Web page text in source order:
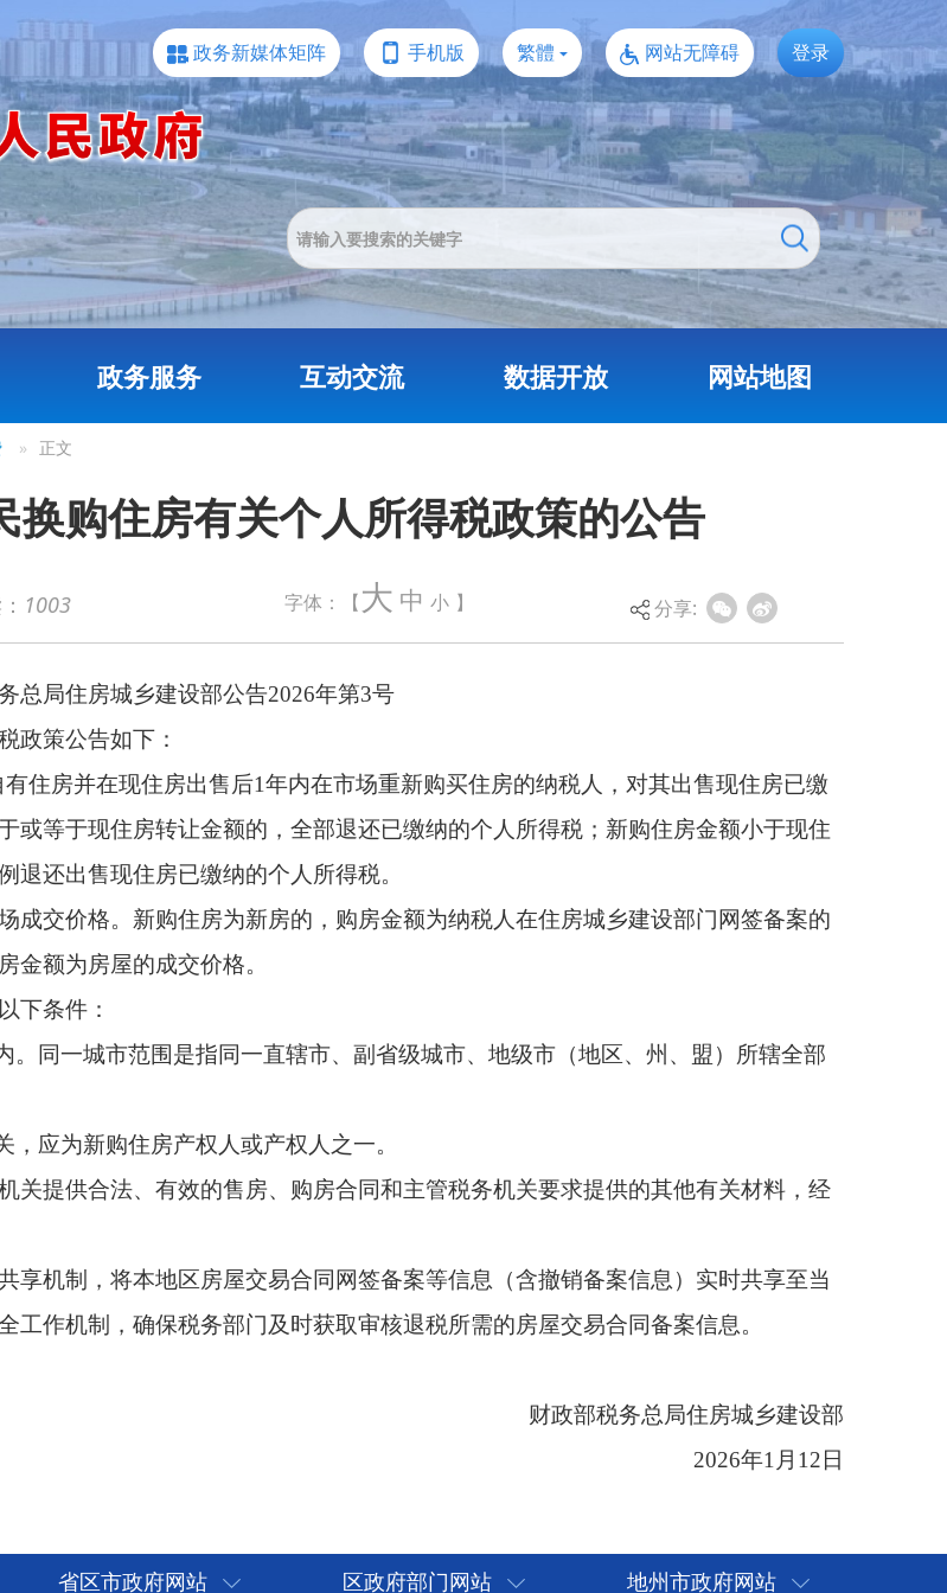
政务新媒体矩阵 手机版 繁體 网站无障碍 登录
政务服务 互动交流 数据开放 网站地图
» 正文
换购住房有关个人所得税政策的公告
1003 字体：【大 中 小 】 分享:
：
转让金额的，全部退还已缴纳的个人所得税；新购住房金额小于现住
房已缴纳的个人所得税。
是指同一直辖市、副省级城市、地级市（地区、州、盟）所辖全部
房产权人或产权人之一。
地区房屋交易合同网签备案等信息（含撤销备案信息）实时共享至当
保税务部门及时获取审核退税所需的房屋交易合同备案信息。
财政部税务总局住房城乡建设部
省区市政府网站 区政府部门网站 地州市政府网站